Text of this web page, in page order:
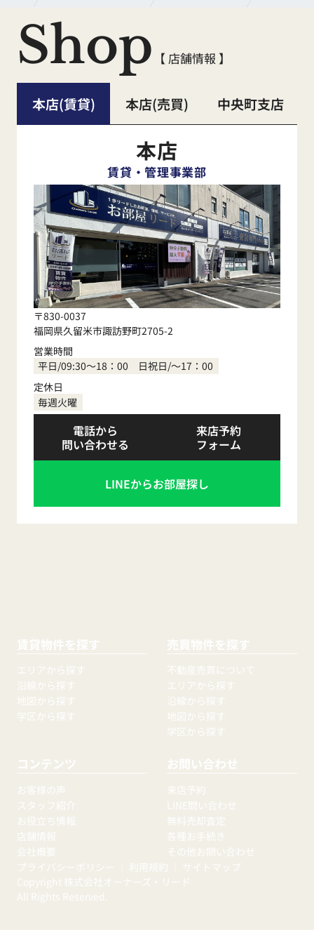
Shop 【 店舗情報 】
本店(賃貸) 本店(売買) 中央町支店
本店
賃貸・管理事業部
〒830-0037
福岡県久留米市諏訪野町2705-2
営業時間
平日/09:30～18：00 日祝日/～17：00
定休日
毎週火曜
電話から
問い合わせる
来店予約
フォーム
LINEからお部屋探し
賃貸物件を探す
エリアから探す
沿線から探す
地図から探す
学区から探す
売買物件を探す
不動産売買について
エリアから探す
沿線から探す
地図から探す
学区から探す
コンテンツ
お客様の声
スタッフ紹介
お役立ち情報
店舗情報
会社概要
お問い合わせ
来店予約
LINE問い合わせ
無料売却査定
各種お手続き
その他お問い合わせ
プライバシーポリシー
利用規約
サイトマップ
Copyright 株式会社オーナーズ・リード
All Rights Reserved.